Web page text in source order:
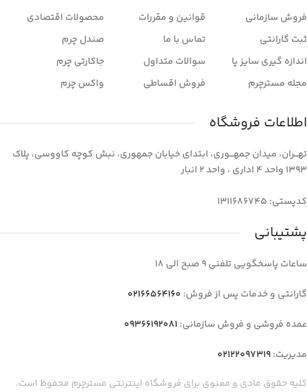
فروش سازمانی
ثبت گارانتی
اندازه گیری سایز پا
مجله مسترچرم
قوانین و مقررات
تماس با ما
سوالات متداول
فروش اقساطی
محصولات اقتصادی
صندل چرم
جاکارتی چرم
واکس چرم
اطلاعات فروشگاه
تهـــران، میدان جمهـــوری، ابتدای خیابان جمهوری، نبش کوچه کاووسی، پلاک
1393 واحد 4 اداری ، واحد 2 انبار
کدپستی: 1311686745
پشتیبانی
ساعات پاسخگویی تلفنی 9 صبح الی 18
گارانتی و خدمات پس از فروش: 02166564160
عمده فروشی و فروش سازمانی: 09366192081
مدیریت:02122097319
کلیه حقوق مادی و معنوی برای فروشگاه اینترنتی مسترچرم محفوظ است.